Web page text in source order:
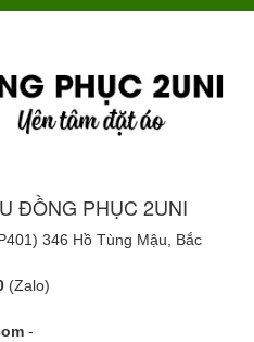
ĐỒNG PHỤC 2UNI
346 Hồ Tùng Mậu, Bắc
(Zalo)
-